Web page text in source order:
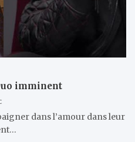
imminent
dans l’amour dans leur